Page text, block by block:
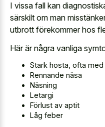
I vissa fall kan
särskilt om man
utbrott förekommer hos
Här är några vanliga
Stark hosta, ofta
Rennande näsa
Näsning
Letargi
Förlust av aptit
Låg feber